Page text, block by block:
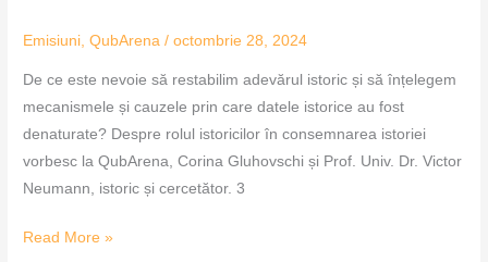
Emisiuni ,QubArena /octombrie 28, 2024
De ce este nevoie să restabilim adevărul istoric și să înțelegem
mecanismele și cauzele prin care datele istorice au fost
denaturate? Despre rolul istoricilor în consemnarea istoriei
vorbesc la QubArena, Corina Gluhovschi și Prof. Univ. Dr. Victor
Neumann, istoric și cercetător. 3
Read More »